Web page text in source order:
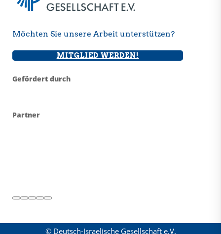
Möchten Sie unsere Arbeit unterstützen?
MITGLIED WERDEN!
Gefördert durch
Partner
© Deutsch-Israelische Gesellschaft e.V.